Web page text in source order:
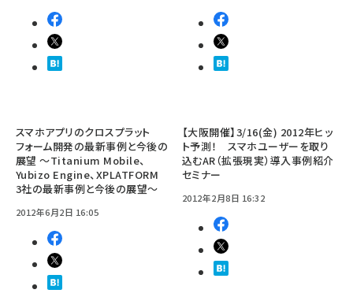
スマホアプリのクロスプラット
フォーム開発の最新事例と今後の
展望 ～Titanium Mobile、
Yubizo Engine、XPLATFORM
3社の最新事例と今後の展望～
2012年6月2日 16:05
【大阪開催】3/16(金) 2012年ヒッ
ト予測！ スマホユーザーを取り
込むAR（拡張現実）導入事例紹介
セミナー
2012年2月8日 16:32